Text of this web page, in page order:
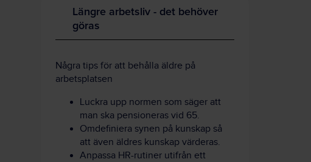
Längre arbetsliv - det behöver
göras
Några tips för att behålla äldre på
arbetsplatsen
Luckra upp normen som säger att
man ska pensioneras vid 65.
Omdefiniera synen på kunskap så
att även äldres kunskap värderas.
Anpassa HR-rutiner utifrån ett